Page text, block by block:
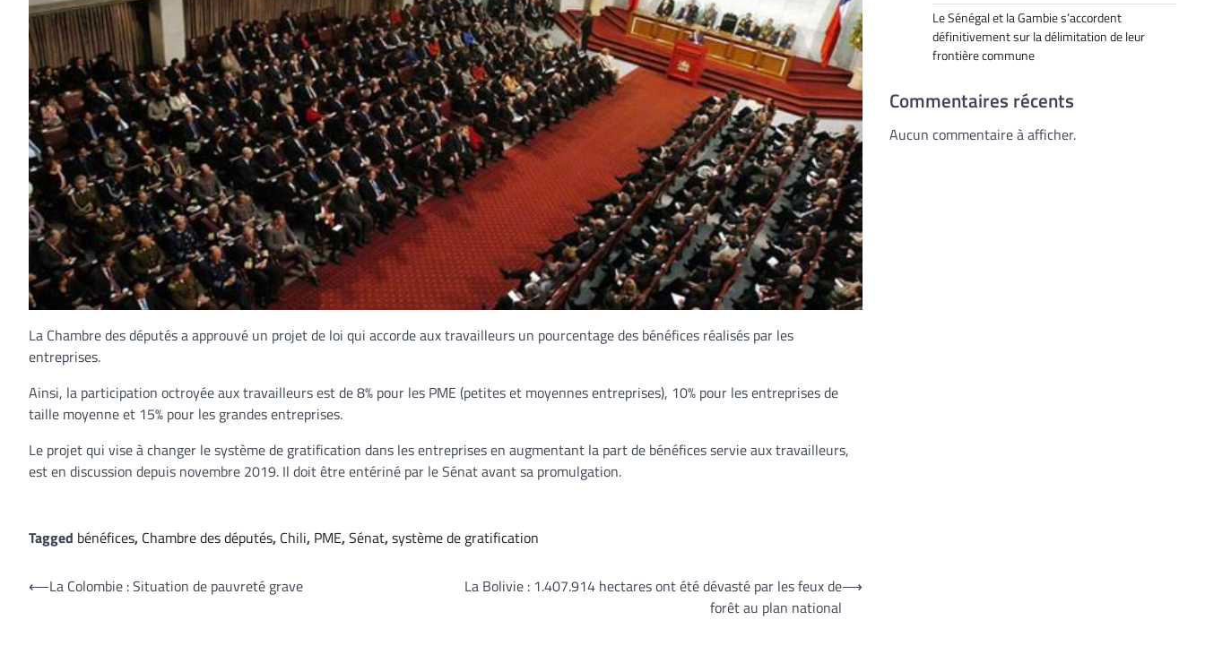
La Chambre des députés a approuvé un projet de loi qui accorde aux travailleurs un pourcentage des bénéfices réalisés par les
entreprises.
Ainsi, la participation octroyée aux travailleurs est de 8% pour les PME (petites et moyennes entreprises), 10% pour les entreprises de
taille moyenne et 15% pour les grandes entreprises.
Le projet qui vise à changer le système de gratification dans les entreprises en augmentant la part de bénéfices servie aux travailleurs,
est en discussion depuis novembre 2019. Il doit être entériné par le Sénat avant sa promulgation.
Tagged bénéfices, Chambre des députés, Chili, PME,Sénat,système de gratification
Navigation
⟵La Colombie : Situation de pauvreté grave
La Bolivie : 1.407.914 hectares ont été dévasté par les feux de
forêt au plan national
⟶
Le Sénégal et la Gambie s’accordent
définitivement sur la délimitation de leur
frontière commune
Commentaires récents
Aucun commentaire à afficher.